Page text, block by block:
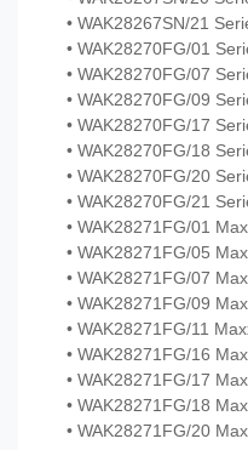
• WAK28267SN/21
• WAK28270FG/01
• WAK28270FG/07
• WAK28270FG/09
• WAK28270FG/17
• WAK28270FG/18
• WAK28270FG/20
• WAK28270FG/21
• WAK28271FG/01
• WAK28271FG/05
• WAK28271FG/07
• WAK28271FG/09
• WAK28271FG/11
• WAK28271FG/16
• WAK28271FG/17
• WAK28271FG/18
• WAK28271FG/20